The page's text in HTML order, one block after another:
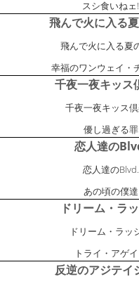
スシ食いねェ!
飛んで火に入る
飛んで火に入る夏
幸福のワンウェイ・
千夜一夜キッス
千夜一夜キッス
優し過ぎる罪
恋人達の
恋人達のBlvd.
あの頃の僕達
ドリーム・ラ
ドリーム・ラッ
トライ・アゲ
反逆のアジテイ